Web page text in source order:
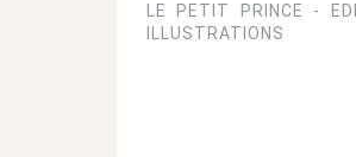
LE PETIT PRINCE -
ILLUSTRATIONS